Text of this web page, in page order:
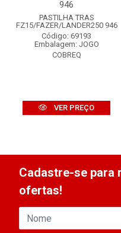
946
PASTILHA TRAS
FZ15/FAZER/LANDER250 946
Código: 69193
Embalagem: JOGO
COBREQ
VER PREÇO
Cadastre-se para
ofertas!